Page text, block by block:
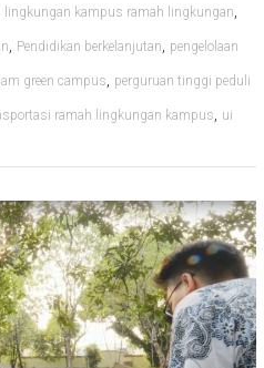
lingkungan kampus ramah lingkungan,
, Pendidikan berkelanjutan, pengelolaan
green campus, perguruan tinggi peduli
ramah lingkungan kampus, ui